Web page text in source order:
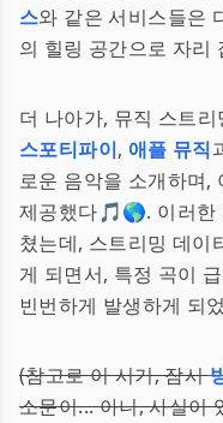
스와 같은 서비스들은
의 힐링 공간으로 자리
더 나아가, 뮤직 스트
스포티파이, 애플 뮤직
로운 음악을 소개하며,
제공했다🎵🌎. 이러한
쳤는데, 스트리밍 데이
게 되면서, 특정 곡이
빈번하게 발생하게 되
(참고로 이 시기, 잠시
소문이... 아니, 사실이